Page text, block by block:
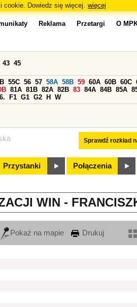
cookie. Dowiedz się więcej. więcej
Reklama Przetargi O
Sprawdź rozkład
43 45
55C 56 57 58A 58B 59 60A 60B 60C
81A 81B 82A 82B 83 84A 84B 85A
6. F1 G1 G2 H W
Przystanki Połączenia
WIN -
Pokaż na mapie Drukuj